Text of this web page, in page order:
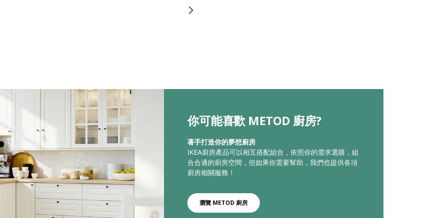
你可能喜歡 METOD 廚房?
著手打造你的夢想廚房
IKEA廚房產品可以相互搭配組合，依照你的需求選購，組
合合適的廚房空間，但如果你需要幫助，我們也提供各項
廚房相關服務！
瀏覽 METOD 廚房